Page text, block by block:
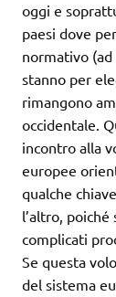
oggi e
paesi dove
normativo
stanno per
rimangono
occidentale.
incontro alla
europee
qualche
l’altro,
complicati
Se questa
del sistema